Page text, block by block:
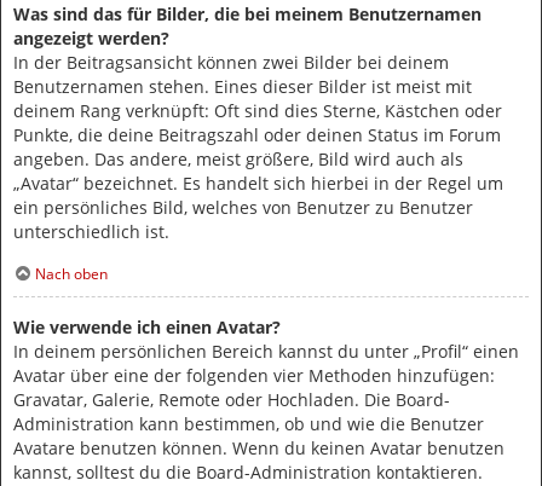
Was sind das für Bilder, die bei meinem Benutzernamen
angezeigt werden?
In der Beitragsansicht können zwei Bilder bei deinem
Benutzernamen stehen. Eines dieser Bilder ist meist mit
deinem Rang verknüpft: Oft sind dies Sterne, Kästchen oder
Punkte, die deine Beitragszahl oder deinen Status im Forum
angeben. Das andere, meist größere, Bild wird auch als
„Avatar“ bezeichnet. Es handelt sich hierbei in der Regel um
ein persönliches Bild, welches von Benutzer zu Benutzer
unterschiedlich ist.
Nach oben
Wie verwende ich einen Avatar?
In deinem persönlichen Bereich kannst du unter „Profil“ einen
Avatar über eine der folgenden vier Methoden hinzufügen:
Gravatar, Galerie, Remote oder Hochladen. Die Board-
Administration kann bestimmen, ob und wie die Benutzer
Avatare benutzen können. Wenn du keinen Avatar benutzen
kannst, solltest du die Board-Administration kontaktieren.